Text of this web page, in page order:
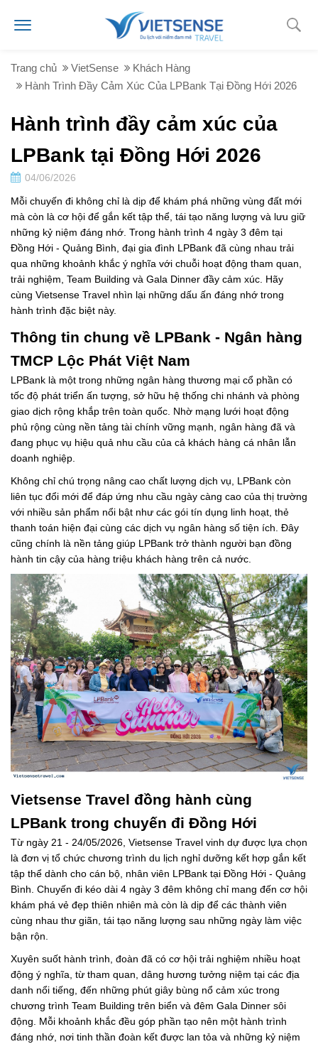
Trang chủ VietSense
Khách Hàng
Hành Trình Đầy Cảm Xúc Của LPBank Tại Đồng Hới 2026
Hành trình đầy cảm xúc của
LPBank tại Đồng Hới 2026
04/06/2026
Mỗi chuyến đi không chỉ là dịp để khám phá những vùng đất mới
mà còn là cơ hội để gắn kết tập thể, tái tạo năng lượng và lưu giữ
những kỷ niệm đáng nhớ. Trong hành trình 4 ngày 3 đêm tại
Đồng Hới - Quảng Bình, đại gia đình LPBank đã cùng nhau trải
qua những khoảnh khắc ý nghĩa với chuỗi hoạt động tham quan,
trải nghiệm, Team Building và Gala Dinner đầy cảm xúc. Hãy
cùng Vietsense Travel nhìn lại những dấu ấn đáng nhớ trong
hành trình đặc biệt này.
Thông tin chung về LPBank - Ngân hàng
TMCP Lộc Phát Việt Nam
LPBank là một trong những ngân hàng thương mại cổ phần có
tốc độ phát triển ấn tượng, sở hữu hệ thống chi nhánh và phòng
giao dịch rộng khắp trên toàn quốc. Nhờ mạng lưới hoạt động
phủ rộng cùng nền tảng tài chính vững mạnh, ngân hàng đã và
đang phục vụ hiệu quả nhu cầu của cả khách hàng cá nhân lẫn
doanh nghiệp.
Không chỉ chú trọng nâng cao chất lượng dịch vụ, LPBank còn
liên tục đổi mới để đáp ứng nhu cầu ngày càng cao của thị trường
với nhiều sản phẩm nổi bật như các gói tín dụng linh hoạt, thẻ
thanh toán hiện đại cùng các dịch vụ ngân hàng số tiện ích. Đây
cũng chính là nền tảng giúp LPBank trở thành người bạn đồng
hành tin cậy của hàng triệu khách hàng trên cả nước.
Vietsense Travel đồng hành cùng
LPBank trong chuyến đi Đồng Hới
Từ ngày 21 - 24/05/2026, Vietsense Travel vinh dự được lựa chọn
là đơn vị tổ chức chương trình du lịch nghỉ dưỡng kết hợp gắn kết
tập thể dành cho cán bộ, nhân viên LPBank tại Đồng Hới - Quảng
Bình. Chuyến đi kéo dài 4 ngày 3 đêm không chỉ mang đến cơ hội
khám phá vẻ đẹp thiên nhiên mà còn là dịp để các thành viên
cùng nhau thư giãn, tái tạo năng lượng sau những ngày làm việc
bận rộn.
Xuyên suốt hành trình, đoàn đã có cơ hội trải nghiệm nhiều hoạt
động ý nghĩa, từ tham quan, dâng hương tưởng niệm tại các địa
danh nổi tiếng, đến những phút giây bùng nổ cảm xúc trong
chương trình Team Building trên biển và đêm Gala Dinner sôi
động. Mỗi khoảnh khắc đều góp phần tạo nên một hành trình
đáng nhớ, nơi tinh thần đoàn kết được lan tỏa và những kỷ niệm